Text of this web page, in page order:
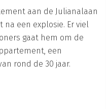
aan de Julianalaan
na een explosie. Er viel
gaat hem om de
een
rond de 30 jaar.